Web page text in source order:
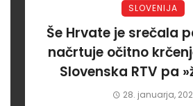
SLOVENIJA
Še Hrvate je srečala
načrtuje očitno
Slovenska RTV pa
milijone za rdeče
28. januarja,